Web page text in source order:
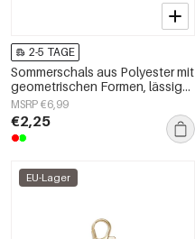
2-5 TAGE
Sommerschals aus Polyester mit
geometrischen Formen, lässige
Accessoires für jeden Tag
MSRP €6,99
€2,25
EU-Lager